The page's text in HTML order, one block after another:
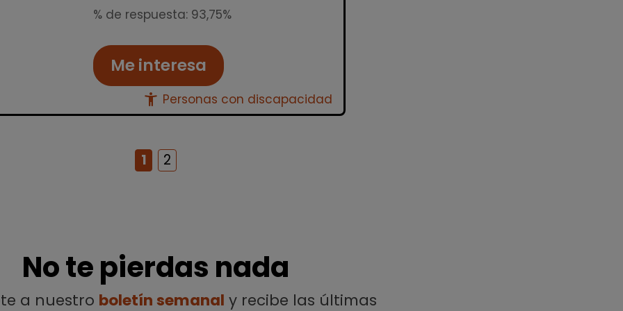
% de respuesta: 93,75%
Me interesa
accessibility_new Personas con discapacidad
1 2
No te pierdas nada
a nuestro boletín semanal y recibe las últimas